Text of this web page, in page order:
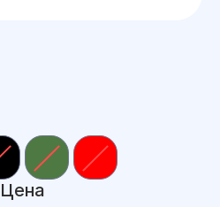
Цена